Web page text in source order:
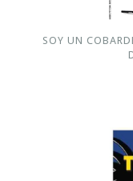
SOY UN